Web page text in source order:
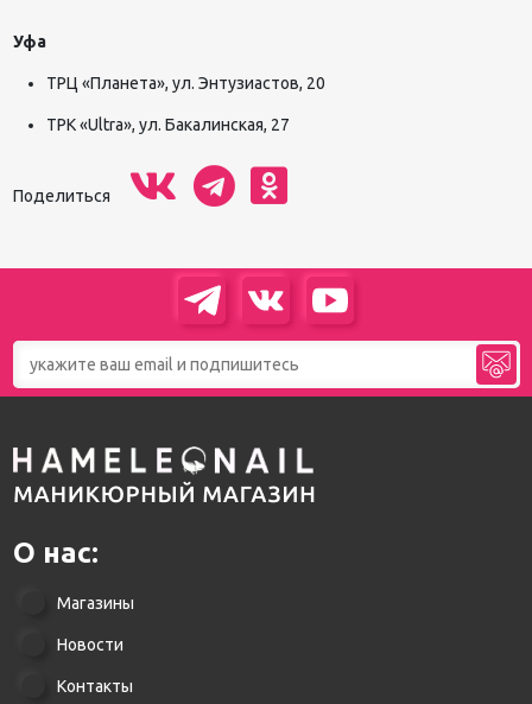
Уфа
ТРЦ «Планета», ул. Энтузиастов, 20
ТРК «Ultra», ул. Бакалинская, 27
Поделиться
О нас:
Магазины
Новости
Контакты